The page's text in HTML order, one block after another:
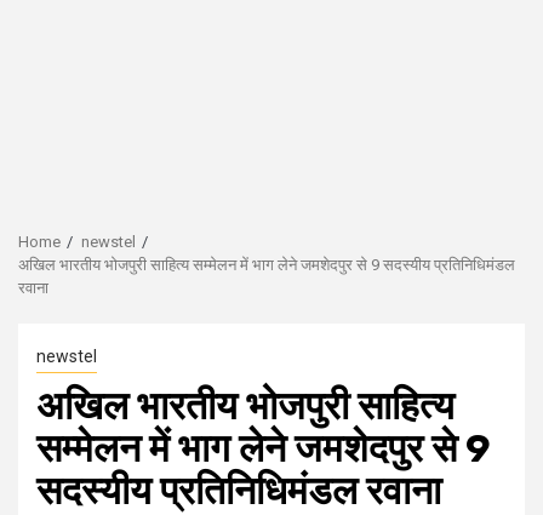
Home
newstel
अखिल भारतीय भोजपुरी साहित्य सम्मेलन में भाग लेने जमशेदपुर से 9 सदस्यीय प्रतिनिधिमंडल
रवाना
newstel
अखिल भारतीय भोजपुरी साहित्य
सम्मेलन में भाग लेने जमशेदपुर से 9
सदस्यीय प्रतिनिधिमंडल रवाना